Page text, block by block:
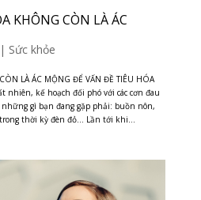
KHÔNG CÒN LÀ ÁC
| Sức khỏe
LÀ ÁC MỘNG ĐỂ VẤN ĐỀ TIÊU HÓA
nhiên, kế hoạch đối phó với các cơn đau
những gì bạn đang gặp phải: buồn nôn,
thời kỳ đèn đỏ… Lần tới khi...